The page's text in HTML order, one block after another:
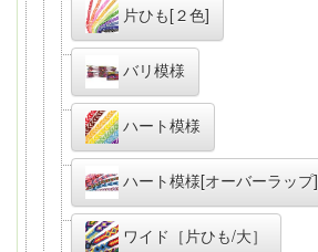
片ひも[２色]
バリ模様
ハート模様
ハート模様[オーバーラップ]
ワイド［片ひも/大］